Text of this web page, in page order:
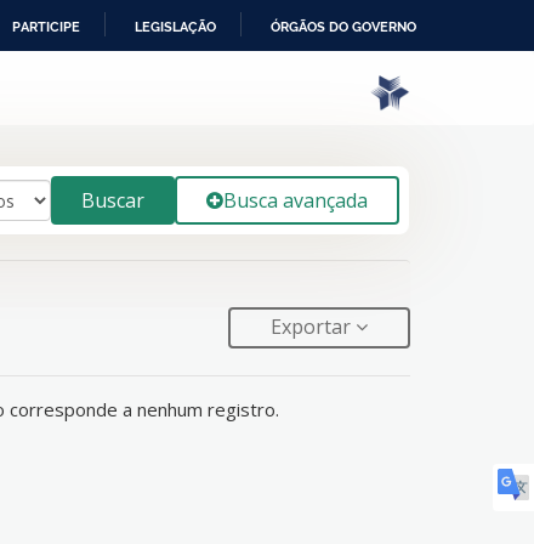
PARTICIPE LEGISLAÇÃO ÓRGÃOS DO GOVERNO
Buscar Busca avançada
Exportar
corresponde a nenhum registro.